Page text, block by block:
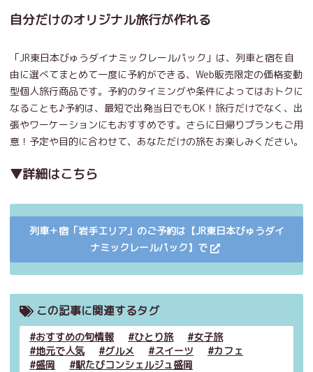
自分だけのオリジナル旅行が作れる
「JR東日本びゅうダイナミックレールパック」は、列車と宿を自
由に選べてまとめて一度に予約ができる、Web販売限定の価格変動
型個人旅行商品です。予約のタイミングや条件によってはおトクに
なることも♪予約は、最短で出発当日でもOK！旅行だけでなく、出
張やワーケーションにもおすすめです。さらに日帰りプランもご用
意！予定や目的に合わせて、あなただけの旅をお楽しみください。
▼詳細はこちら
列車＋宿「岩手エリア」のご予約は【JR東日本びゅうダイ
ナミックレールパック】で
この記事に関連するタグ
おすすめの旬情報 ひとり旅
女子旅
地元で人気
グルメ スイーツ
カフェ
盛岡
駅たびコンシェルジュ盛岡